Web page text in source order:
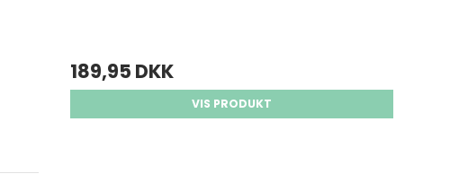
189,95 DKK
VIS PRODUKT